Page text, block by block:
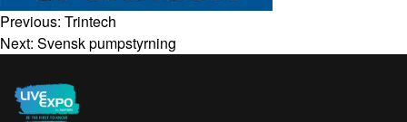
Previous: Trintech
Next: Svensk pumpstyrning